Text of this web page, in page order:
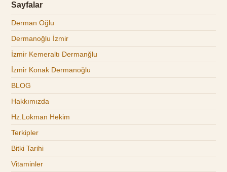
Sayfalar
Derman Oğlu
Dermanoğlu İzmir
İzmir Kemeraltı Dermanğlu
İzmir Konak Dermanoğlu
BLOG
Hakkımızda
Hz.Lokman Hekim
Terkipler
Bitki Tarihi
Vitaminler